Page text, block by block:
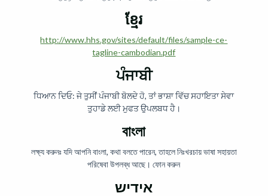
ខ្មែរ
http://www.hhs.gov/sites/default/files/sample-ce-
tagline-cambodian.pdf
ਪੰਜਾਬੀ
ਧਿਆਨ ਦਿਓ: ਜੇ ਤੁਸੀਂ ਪੰਜਾਬੀ ਬੋਲਦੇ ਹੋ, ਤਾਂ ਭਾਸ਼ਾ ਵਿੱਚ ਸਹਾਇਤਾ ਸੇਵਾ
ਤੁਹਾਡੇ ਲਈ ਮੁਫਤ ਉਪਲਬਧ ਹੈ।
বাংলা
লক্ষ্য করুনঃ যদি আপনি বাংলা, কথা বলতে পারেন, তাহলে নিঃখরচায় ভাষা সহায়তা
পরিষেবা উপলব্ধ আছে। ফোন করুন
אידיש